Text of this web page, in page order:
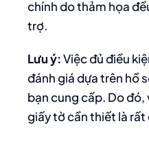
chính do thảm họa
trợ.
Lưu ý:Việc đủ điều
đánh giá dựa trên hồ
bạn cung cấp. Do đó,
giấy tờ cần thiết là